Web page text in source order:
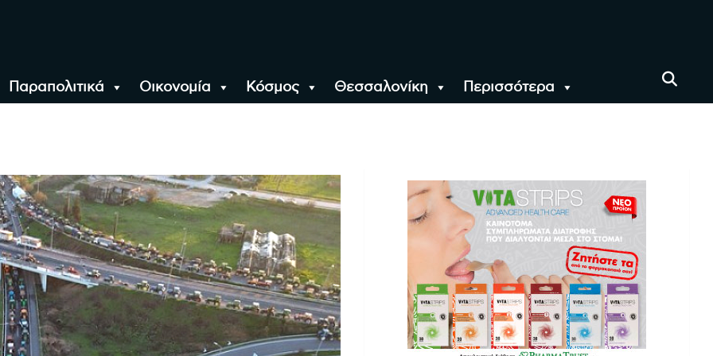
Παραπολιτικά Οικονομία Κόσμος Θεσσαλονίκη Περισσότερα